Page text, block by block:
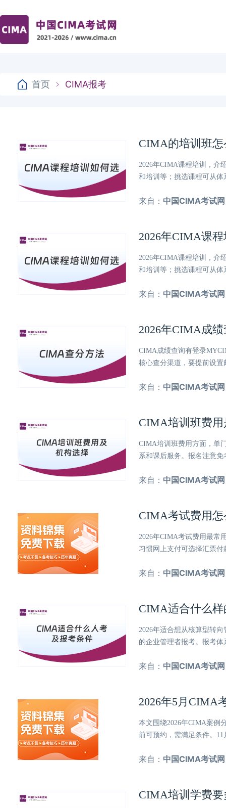
首页 CIMA报考
CIMA的培训班
2026年CIMA课程培训，介
和培训等；挑选课程可从
来自： 中国CIMA考试网
2026年CIMA课
2026年CIMA课程培训，介
和培训等；挑选课程可从
来自： 中国CIMA考试网
2026年CIMA成
CIMA成绩查询有登录
核心查分渠道，要提前设
来自： 中国CIMA考试网
CIMA培训班费
CIMA培训班费用方面，单
系和课后服务。报名注意
来自： 中国CIMA考试网
CIMA考试费用
2026年CIMA考试费用最常
习惯网上支付可选择汇票
来自： 中国CIMA考试网
CIMA适合什么
2026年适合想从核算型转
的企业管理者报考。报考
来自： 中国CIMA考试网
2026年5月CIMA
本文围绕2026年CIMA案例
前可预约，需满足条件。
来自： 中国CIMA考试网
CIMA培训学费